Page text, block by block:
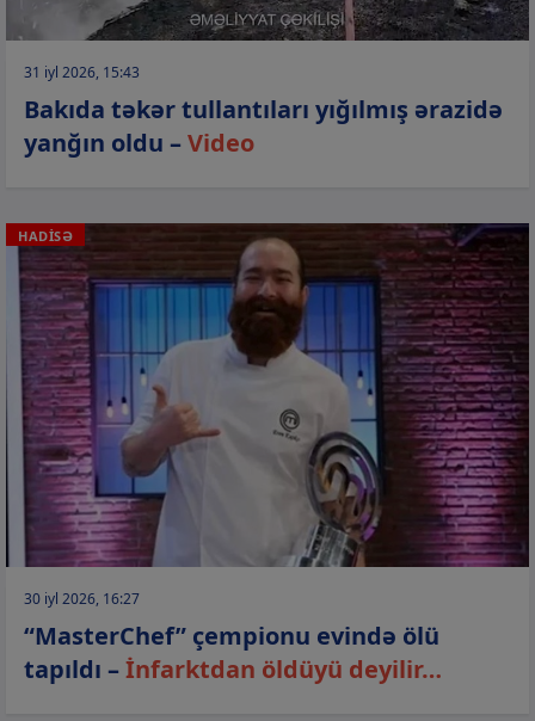
31 iyl 2026, 15:43
Bakıda təkər tullantıları yığılmış ərazidə
yanğın oldu –Video
HADİSƏ
30 iyl 2026, 16:27
“MasterChef” çempionu evində ölü
tapıldı –İnfarktdan öldüyü deyilir…